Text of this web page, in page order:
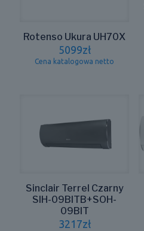
Rotenso Ukura UH70X
5099zł
Cena katalogowa netto
Sinclair Terrel Czarny
SIH-09BITB+SOH-
09BIT
3217zł